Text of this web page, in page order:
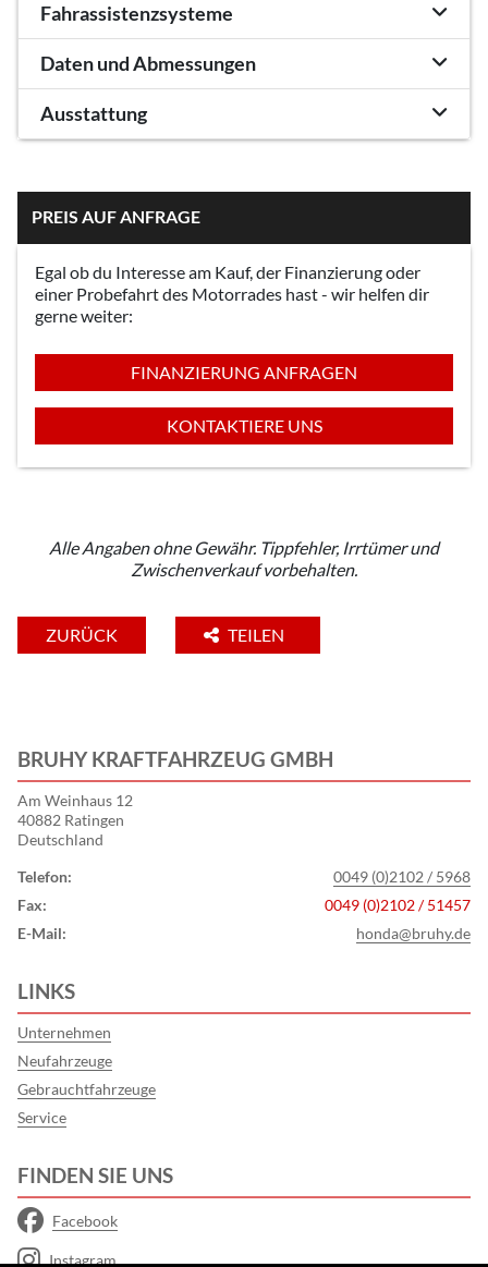
Fahrassistenzsysteme
Daten und Abmessungen
Ausstattung
PREIS AUF ANFRAGE
Egal ob du Interesse am Kauf, der Finanzierung oder
einer Probefahrt des Motorrades hast - wir helfen dir
gerne weiter:
FINANZIERUNG ANFRAGEN
KONTAKTIERE UNS
Alle Angaben ohne Gewähr. Tippfehler, Irrtümer und
Zwischenverkauf vorbehalten.
ZURÜCK TEILEN
BRUHY KRAFTFAHRZEUG GMBH
Am Weinhaus 12
40882 Ratingen
Deutschland
Telefon:
0049 (0)2102 / 5968
Fax:
0049 (0)2102 / 51457
E-Mail:
honda@bruhy.de
LINKS
Unternehmen
Neufahrzeuge
Gebrauchtfahrzeuge
Service
FINDEN SIE UNS
Facebook
Instagram